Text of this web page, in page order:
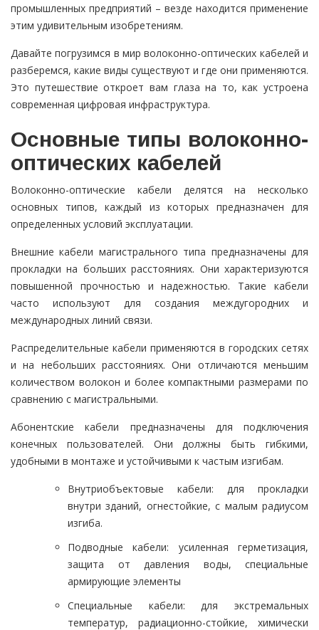
промышленных предприятий – везде находится применение
этим удивительным изобретениям.
Давайте погрузимся в мир волоконно-оптических кабелей и
разберемся, какие виды существуют и где они применяются.
Это путешествие откроет вам глаза на то, как устроена
современная цифровая инфраструктура.
Основные типы волоконно-
оптических кабелей
Волоконно-оптические кабели делятся на несколько
основных типов, каждый из которых предназначен для
определенных условий эксплуатации.
Внешние кабели магистрального типа предназначены для
прокладки на больших расстояниях. Они характеризуются
повышенной прочностью и надежностью. Такие кабели
часто используют для создания междугородних и
международных линий связи.
Распределительные кабели применяются в городских сетях
и на небольших расстояниях. Они отличаются меньшим
количеством волокон и более компактными размерами по
сравнению с магистральными.
Абонентские кабели предназначены для подключения
конечных пользователей. Они должны быть гибкими,
удобными в монтаже и устойчивыми к частым изгибам.
Внутриобъектовые кабели: для прокладки
внутри зданий, огнестойкие, с малым радиусом
изгиба.
Подводные кабели: усиленная герметизация,
защита от давления воды, специальные
армирующие элементы
Специальные кабели: для экстремальных
температур, радиационно-стойкие, химически